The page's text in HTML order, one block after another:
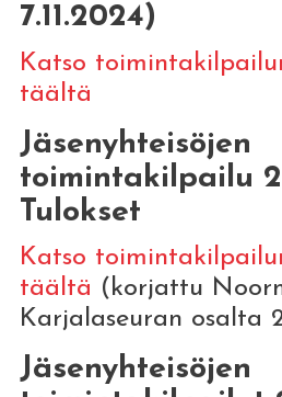
7.11.2024)
Katso
täältä
Jäsenyhteisöjen
toimintakilpailu
Tulokset
Katso
täältä (korjattu
Karjalaseuran osalta
Jäsenyhteisöjen